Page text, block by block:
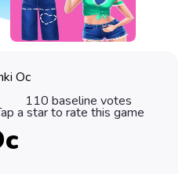
Oc
110 baseline votes
a star to rate this game